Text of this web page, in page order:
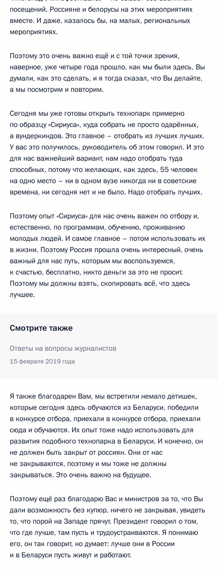
посещений. Россияне и белорусы на этих мероприятиях
вместе. И даже, казалось бы, на малых, региональных
мероприятиях.
Поэтому это очень важно ещё и с той точки зрения,
наверное, уже четыре года прошло, как мы были здесь, Вы
думали, как это сделать, и я тогда сказал, что Вы делайте,
а мы посмотрим и повторим.
Сегодня мы уже готовы открыть технопарк примерно
по образцу «Сириуса», куда собрать не просто одарённых,
а вундеркиндов. Это главное – отобрать из лучших лучших.
У вас это получилось, руководитель об этом говорил. И это
для нас важнейший вариант, нам надо отобрать туда
способных, потому что желающих, как здесь, 55 человек
на одно место – ни в одном вузе никогда ни в советские
времена, ни сегодня нет и не было. Надо отобрать лучших.
Поэтому опыт «Сириуса» для нас очень важен по отбору и,
естественно, по программам, обучению, проживанию
молодых людей. И самое главное – потом использовать их
в жизни. Поэтому Россия прошла очень интересный, очень
важный для нас путь, которым мы воспользуемся,
к счастью, бесплатно, никто деньги за это не просит.
Поэтому мы должны взять, скопировать всё, что здесь
лучшее.
Смотрите также
Ответы на вопросы журналистов
15 февраля 2019 года
Я также благодарен Вам, мы встретили немало детишек,
которые сегодня здесь обучаются из Беларуси, победили
в конкурсе отбора, приехали в конкурсе отбора, приехали
сюда и обучаются. Их опыт тоже надо использовать для
развития подобного технопарка в Беларуси. И конечно, он
не должен быть закрыт от россиян. Они от нас
не закрываются, поэтому и мы тоже не должны
закрываться. Это очень важно на будущее.
Поэтому ещё раз благодарю Вас и министров за то, что Вы
дали возможность без купюр, ничего не закрывая, увидеть
то, что порой на Западе прячут. Президент говорил о том,
что где лучше, там пусть и трудоустраиваются. Я понимаю
его, он так говорит, но думает: лучше они в России
и в Беларуси пусть живут и работают.